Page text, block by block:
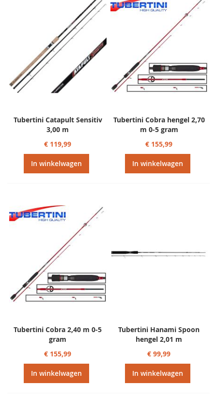
Tubertini Catapult Sensitiv
3,00 m
€ 119,99
In winkelwagen
Tubertini Cobra hengel 2,70
m 0-5 gram
€ 155,99
In winkelwagen
Tubertini Cobra 2,40 m 0-5
gram
€ 155,99
In winkelwagen
Tubertini Hanami Spoon
hengel 2,01 m
€ 99,99
In winkelwagen